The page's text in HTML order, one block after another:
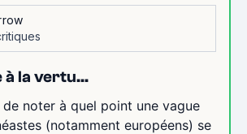
à la vertu...
de noter à quel point une vague
(notamment européens) se